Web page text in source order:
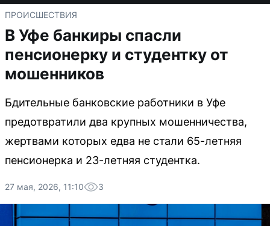
ПРОИСШЕСТВИЯ
В Уфе банкиры спасли
пенсионерку и студентку от
мошенников
Бдительные банковские работники в Уфе
предотвратили два крупных мошенничества,
жертвами которых едва не стали 65-летняя
пенсионерка и 23-летняя студентка.
27 мая, 2026, 11:10 3